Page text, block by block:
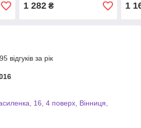
1 282₴ 1
відгуків за рік
16, 4 поверх, Вінниця,